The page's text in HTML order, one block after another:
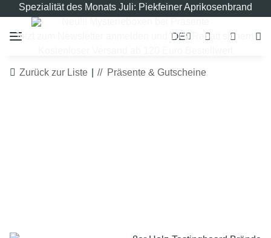
Spezialität des Monats Juli: Piekfeiner Aprikosenbrand
Jetzt zum Newsletter anmelden und 10% Rabatt sichern!
DE
Zurück zur Liste Präsente & Gutscheine